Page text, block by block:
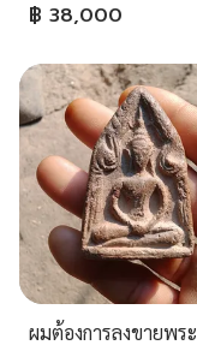
฿ 38,000
ผมต้องการลงขายพระ